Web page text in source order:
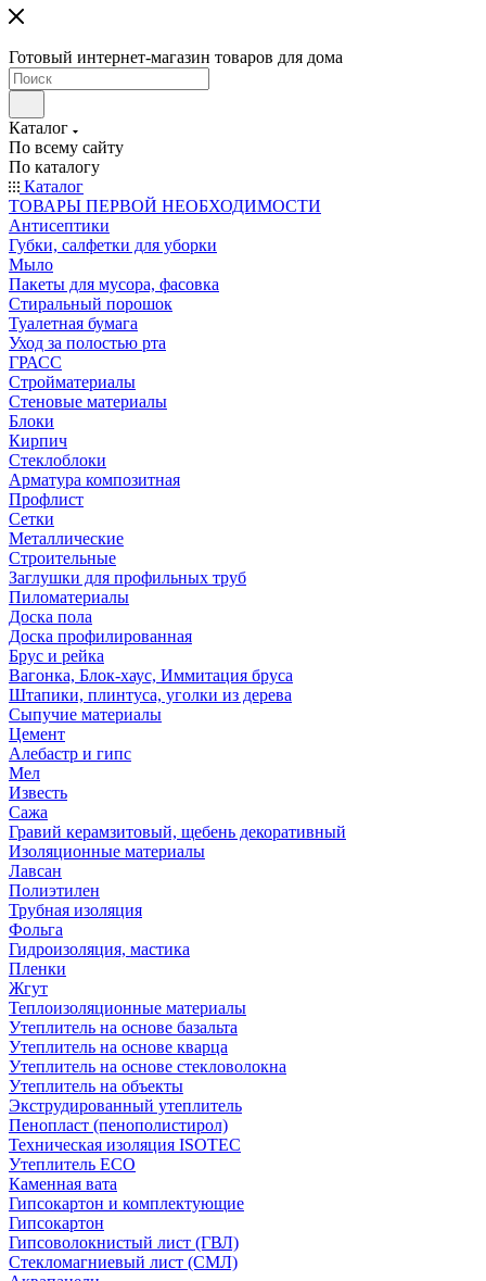
Готовый интернет-магазин товаров для дома
Каталог
По всему сайту
По каталогу
Каталог
ТОВАРЫ ПЕРВОЙ НЕОБХОДИМОСТИ
Антисептики
Губки, салфетки для уборки
Мыло
Пакеты для мусора, фасовка
Стиральный порошок
Туалетная бумага
Уход за полостью рта
ГРАСС
Стройматериалы
Стеновые материалы
Блоки
Кирпич
Стеклоблоки
Арматура композитная
Профлист
Сетки
Металлические
Строительные
Заглушки для профильных труб
Пиломатериалы
Доска пола
Доска профилированная
Брус и рейка
Вагонка, Блок-хаус, Иммитация бруса
Штапики, плинтуса, уголки из дерева
Сыпучие материалы
Цемент
Алебастр и гипс
Мел
Известь
Сажа
Гравий керамзитовый, щебень декоративный
Изоляционные материалы
Лавсан
Полиэтилен
Трубная изоляция
Фольга
Гидроизоляция, мастика
Пленки
Жгут
Теплоизоляционные материалы
Утеплитель на основе базальта
Утеплитель на основе кварца
Утеплитель на основе стекловолокна
Утеплитель на объекты
Экструдированный утеплитель
Пенопласт (пенополистирол)
Техническая изоляция ISOTEC
Утеплитель ECO
Каменная вата
Гипсокартон и комплектующие
Гипсокартон
Гипсоволокнистый лист (ГВЛ)
Стекломагниевый лист (СМЛ)